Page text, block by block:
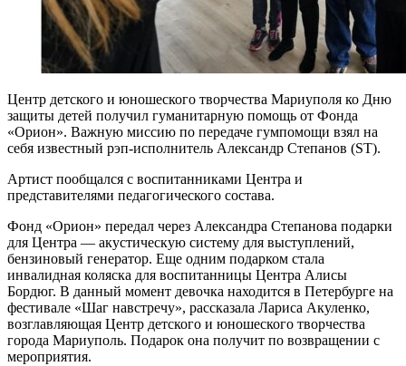
Центр детского и юношеского творчества Мариуполя ко Дню
защиты детей получил гуманитарную помощь от Фонда
«Орион». Важную миссию по передаче гумпомощи взял на
себя известный рэп-исполнитель Александр Степанов (ST).
Артист пообщался с воспитанниками Центра и
представителями педагогического состава.
Фонд «Орион» передал через Александра Степанова подарки
для Центра — акустическую систему для выступлений,
бензиновый генератор. Еще одним подарком стала
инвалидная коляска для воспитанницы Центра Алисы
Бордюг. В данный момент девочка находится в Петербурге на
фестивале «Шаг навстречу», рассказала Лариса Акуленко,
возглавляющая Центр детского и юношеского творчества
города Мариуполь. Подарок она получит по возвращении с
мероприятия.